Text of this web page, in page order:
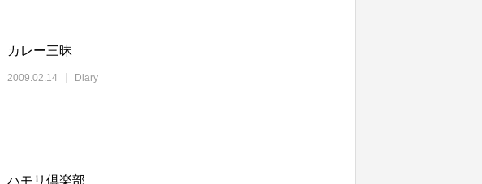
カレー三昧
2009.02.14 Diary
ハモリ倶楽部